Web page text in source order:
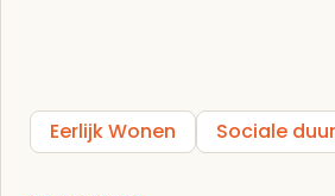
Eerlijk Wonen Sociale